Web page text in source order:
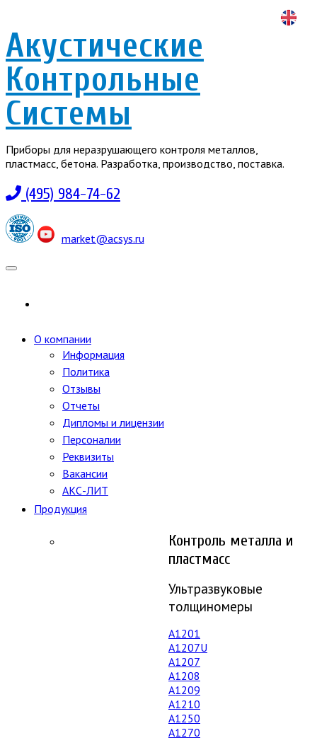
Акустические
Контрольные
Системы
Приборы для неразрушающего контроля металлов,
пластмасс, бетона. Разработка, производство, поставка.
(495) 984-74-62
market@acsys.ru
Toggle
О компании
Информация
Политика
Отзывы
Отчеты
Дипломы и лицензии
Персоналии
Реквизиты
Вакансии
АКС-ЛИТ
Продукция
Контроль металла и
пластмасс
Ультразвуковые
толщиномеры
A1201
А1207U
А1207
А1208
А1209
А1210
А1250
А1270